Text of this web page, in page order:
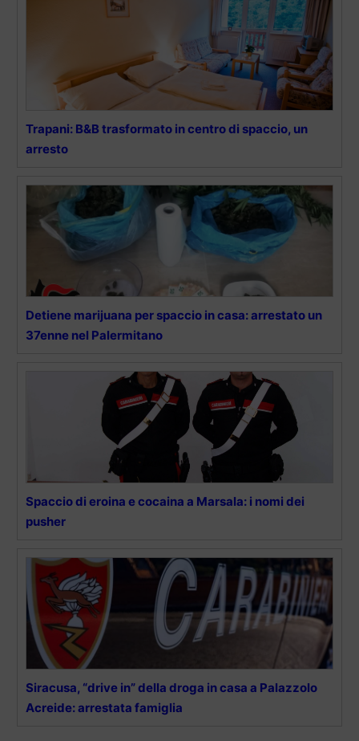
Trapani: B&B trasformato in centro di spaccio, un
arresto
Detiene marijuana per spaccio in casa: arrestato un
37enne nel Palermitano
Spaccio di eroina e cocaina a Marsala: i nomi dei
pusher
Siracusa, “drive in” della droga in casa a Palazzolo
Acreide: arrestata famiglia